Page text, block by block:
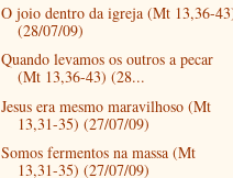
O joio dentro da igreja (Mt 13,36-
(28/07/09)
Quando levamos os outros a pecar
(Mt 13,36-43) (28...
Jesus era mesmo maravilhoso (Mt
13,31-35) (27/07/09)
Somos fermentos na massa (Mt
13,31-35) (27/07/09)